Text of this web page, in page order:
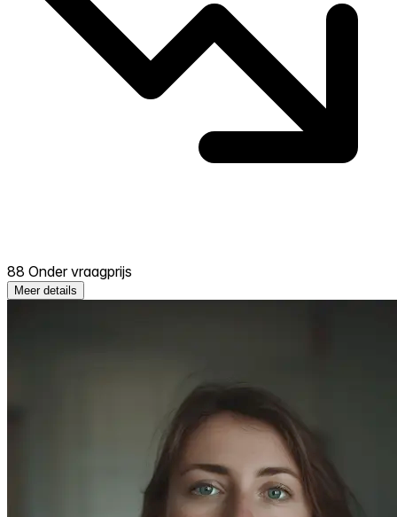
88 Onder vraagprijs
Meer details